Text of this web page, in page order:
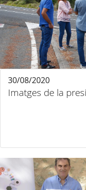
Imatges de la
30/08/2020